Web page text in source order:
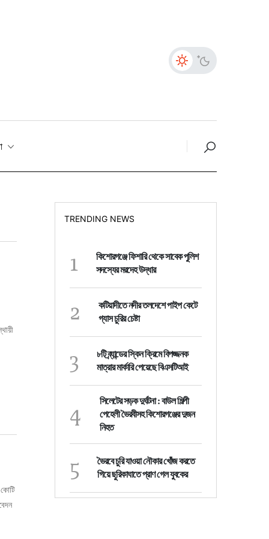
TRENDING NEWS
1
কিশোরগঞ্জে ফিশারি থেকে সাবেক পুলিশ
সদস্যের মরদেহ উদ্ধার
2
কটিয়াদীতে নদীর তলদেশে পাইপ কেটে
গ্যাস চুরির চেষ্টা
3
৮টি ব্র্যান্ডের স্কিন ক্রিমে বিপজ্জনক
মাত্রার মার্কারি পেয়েছে বিএসটিআই
4
সিলেটের সড়ক দুর্ঘটনা : বাউল শিল্পী
পেহেলী ভৈরবীসহ কিশোরগঞ্জের দুজন
নিহত
5
ভৈরবে চুরি যাওয়া নৌকার খোঁজ করতে
গিয়ে ছুরিকাঘাতে প্রাণ গেল যুবকের